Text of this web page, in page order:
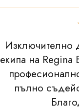
Изключително
екипа на Regina
пълно